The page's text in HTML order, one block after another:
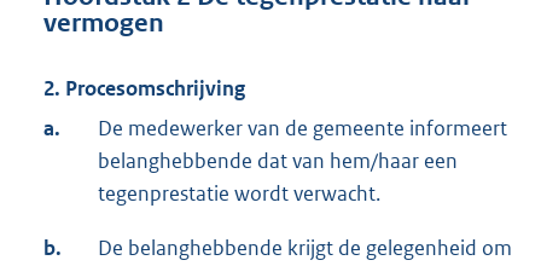
vermogen
2. Procesomschrijving
a.
De medewerker van de gemeente informeert
belanghebbende dat van hem/haar een
tegenprestatie wordt verwacht.
b.
De belanghebbende krijgt de gelegenheid om